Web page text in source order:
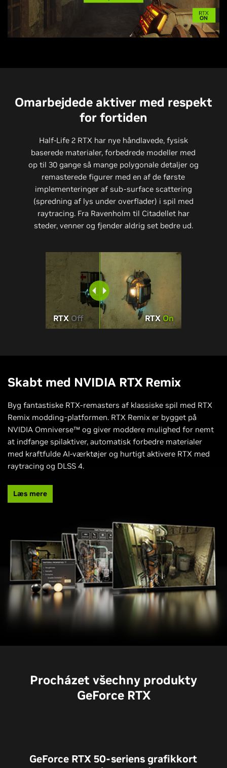
Omarbejdede aktiver med respekt
for fortiden
Half-Life 2 RTX har nye håndlavede, fysisk
baserede materialer, forbedrede modeller med
op til 30 gange så mange polygonale detaljer og
remasterede figurer med en af de første
implementeringer af sub-surface scattering
(spredning af lys under overflader) i spil med
raytracing. Fra Ravenholm til Citadellet har
steder, venner og fjender aldrig set bedre ud.
RTX Off RTXOn
Skabt med NVIDIA RTX Remix
Byg fantastiske RTX-remasters af klassiske spil med RTX
Remix modding-platformen. RTX Remix er bygget på
NVIDIA Omniverse™ og giver moddere mulighed for nemt
at indfange spilaktiver, automatisk forbedre materialer
med kraftfulde AI-værktøjer og hurtigt aktivere RTX med
raytracing og DLSS 4.
Læs mere
Procházet všechny produkty
GeForce RTX
GeForce RTX 50-seriens grafikkort